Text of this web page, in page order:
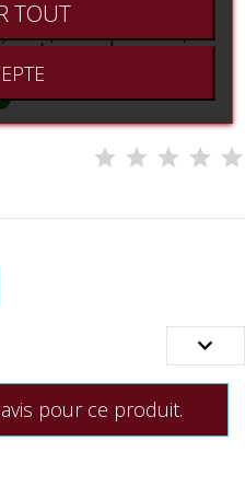
des avis

pour ce produit.
TOUT